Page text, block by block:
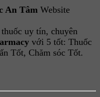
An Tâm Website
uy tín, chuyên
với 5 tốt: Thuốc
Tốt, Chăm sóc Tốt.